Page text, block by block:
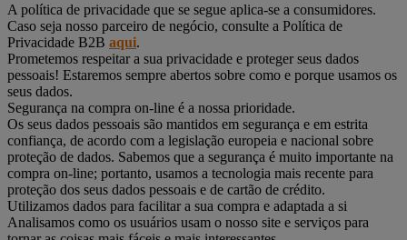
A política de privacidade que se segue aplica-se a consumidores.
Caso seja nosso parceiro de negócio, consulte a Política de
Privacidade B2B aqui.
Prometemos respeitar a sua privacidade e proteger seus dados
pessoais! Estaremos sempre abertos sobre como e porque usamos os
seus dados.
Segurança na compra on-line é a nossa prioridade.
Os seus dados pessoais são mantidos em segurança e em estrita
confiança, de acordo com a legislação europeia e nacional sobre
proteção de dados. Sabemos que a segurança é muito importante na
compra on-line; portanto, usamos a tecnologia mais recente para
proteção dos seus dados pessoais e de cartão de crédito.
Utilizamos dados para facilitar a sua compra e adaptada a si
Analisamos como os usuários usam o nosso site e serviços para